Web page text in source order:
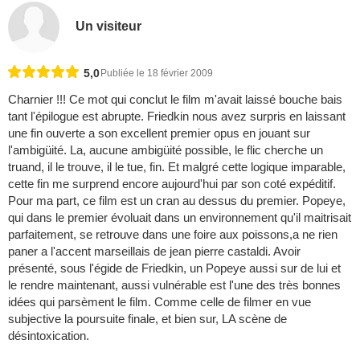
Un visiteur
5,0 Publiée le 18 février 2009
Charnier !!! Ce mot qui conclut le film m'avait laissé bouche bais
tant l'épilogue est abrupte. Friedkin nous avez surpris en laissant
une fin ouverte a son excellent premier opus en jouant sur
l'ambigüité. La, aucune ambigüité possible, le flic cherche un
truand, il le trouve, il le tue, fin. Et malgré cette logique imparable,
cette fin me surprend encore aujourd'hui par son coté expéditif.
Pour ma part, ce film est un cran au dessus du premier. Popeye,
qui dans le premier évoluait dans un environnement qu'il maitrisait
parfaitement, se retrouve dans une foire aux poissons,a ne rien
paner a l'accent marseillais de jean pierre castaldi. Avoir
présenté, sous l'égide de Friedkin, un Popeye aussi sur de lui et
le rendre maintenant, aussi vulnérable est l'une des très bonnes
idées qui parsèment le film. Comme celle de filmer en vue
subjective la poursuite finale, et bien sur, LA scène de
désintoxication.